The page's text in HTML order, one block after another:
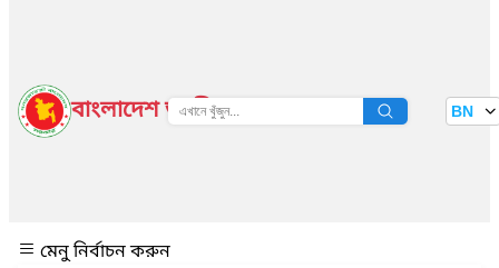
বাংলাদেশ জাতীয় তথ্য বাতায়ন BN
মেনু নির্বাচন করুন